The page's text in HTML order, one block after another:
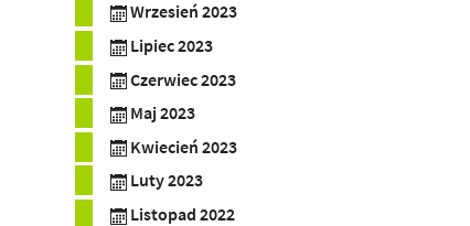
Wrzesień 2023
Lipiec 2023
Czerwiec 2023
Maj 2023
Kwiecień 2023
Luty 2023
Listopad 2022